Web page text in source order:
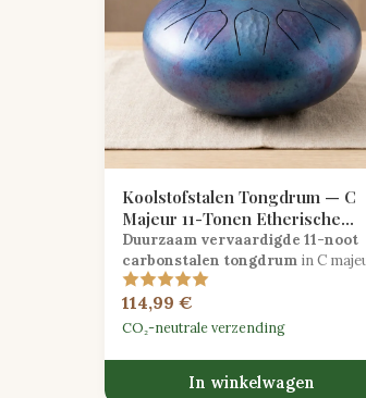
Koolstofstalen Tongdrum — C
Majeur 11-Tonen Etherische
Afwerking
Duurzaam vervaardigde 11-noot
carbonstalen tongdrum in C
met een handgeborstelde etherische
afwerking, perfect voor meditatie en
klankheling.
114,99 €
CO₂-neutrale verzending
In winkelwagen